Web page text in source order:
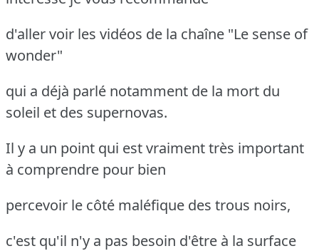
d'aller voir les vidéos de la chaîne "Le sense of
wonder"
qui a déjà parlé notamment de la mort du
soleil et des supernovas.
Il y a un point qui est vraiment très important
à comprendre pour bien
percevoir le côté maléfique des trous noirs,
c'est qu'il n'y a pas besoin d'être à la surface